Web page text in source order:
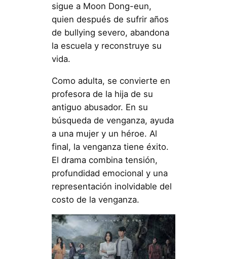
sigue a Moon Dong-eun,
quien después de sufrir años
de bullying severo, abandona
la escuela y reconstruye su
vida.
Como adulta, se convierte en
profesora de la hija de su
antiguo abusador. En su
búsqueda de venganza, ayuda
a una mujer y un héroe. Al
final, la venganza tiene éxito.
El drama combina tensión,
profundidad emocional y una
representación inolvidable del
costo de la venganza.